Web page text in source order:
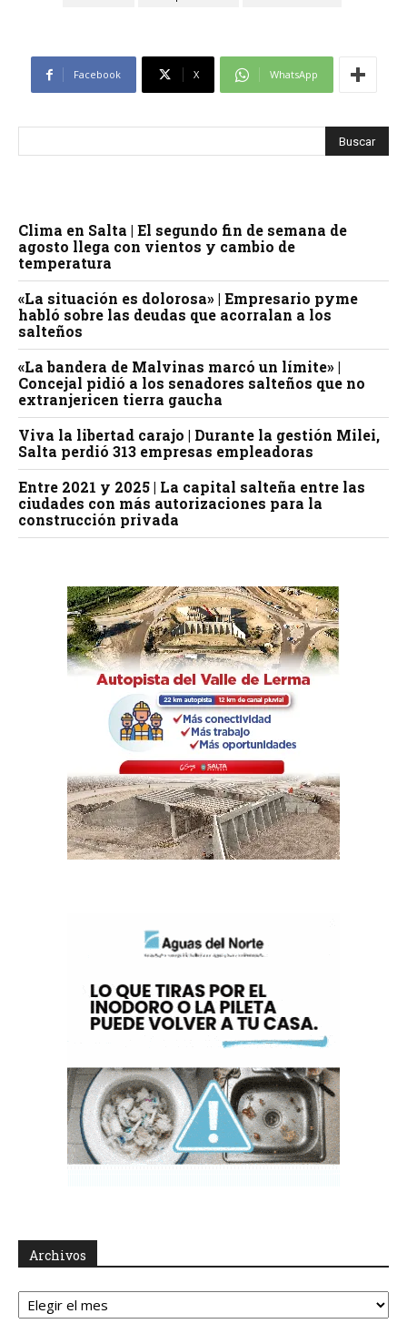
Facebook X WhatsApp
Clima en Salta | El segundo fin de semana de
agosto llega con vientos y cambio de
temperatura
«La situación es dolorosa» | Empresario pyme
habló sobre las deudas que acorralan a los
salteños
«La bandera de Malvinas marcó un límite» |
Concejal pidió a los senadores salteños que no
extranjericen tierra gaucha
Viva la libertad carajo | Durante la gestión Milei,
Salta perdió 313 empresas empleadoras
Entre 2021 y 2025 | La capital salteña entre las
ciudades con más autorizaciones para la
construcción privada
Archivos
Archivos